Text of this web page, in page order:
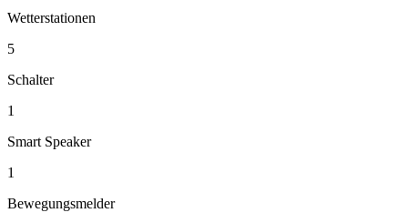
Wetterstationen
5
Schalter
1
Smart Speaker
1
Bewegungsmelder